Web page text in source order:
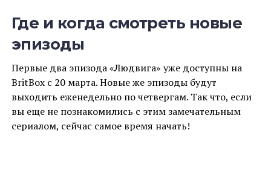
Где и когда смотреть новые
эпизоды
Первые два эпизода «Людвига» уже доступны на
BritBox с 20 марта. Новые же эпизоды будут
выходить еженедельно по четвергам. Так что, если
вы еще не познакомились с этим замечательным
сериалом, сейчас самое время начать!